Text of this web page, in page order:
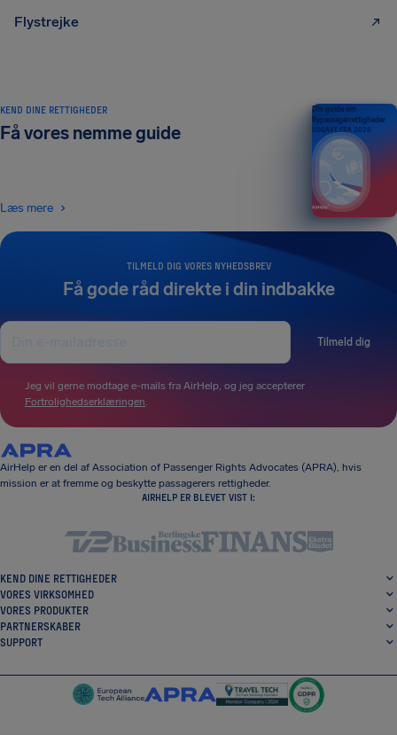
Flystrejke
TILMELD DIG VORES NYHEDSBREV
Få gode råd direkte i din indbakke
Tilmeld dig
Jeg vil gerne modtage e-mails fra AirHelp, og jeg accepterer
Fortrolighedserklæringen.
KEND DINE RETTIGHEDER
Få vores nemme guide
Læs mere
Din guide om
flypassagerrettigheder
UDGAVE FRA 2026
AirHelp er en del af Association of Passenger Rights Advocates (APRA), hvis
mission er at fremme og beskytte passagerers rettigheder.
AIRHELP ER BLEVET VIST I:
KEND DINE RETTIGHEDER
VORES VIRKSOMHED
VORES PRODUKTER
PARTNERSKABER
SUPPORT